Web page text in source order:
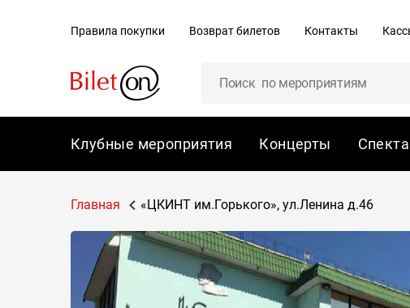
Правила покупки Возврат билетов Контакты
Клубные мероприятия Концерты
Главная «ЦКИНТ им.Горького», ул.Ленина д.46